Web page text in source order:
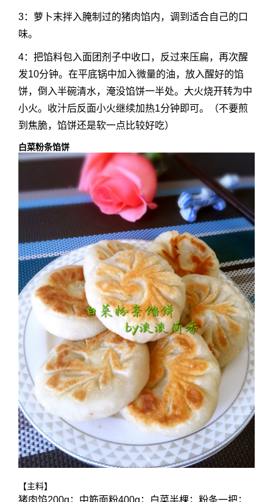
3：萝卜末拌入腌制过的猪肉馅内，调到适合自己的口
味。
4：把馅料包入面团剂子中收口，反过来压扁，再次醒
发10分钟。在平底锅中加入微量的油，放入醒好的馅
饼，倒入半碗清水，淹没馅饼一半处。大火烧开转为中
小火。收汁后反面小火继续加热1分钟即可。（不要煎
到焦脆，馅饼还是软一点比较好吃）
白菜粉条馅饼
【主料】
猪肉馅200g；中筋面粉400g；白菜半棵；粉条一把；